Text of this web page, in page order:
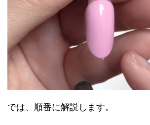
では、順番に解説します。